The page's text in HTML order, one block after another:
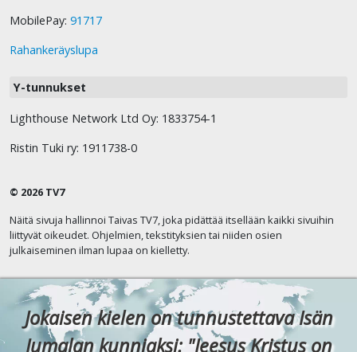
MobilePay: 91717
Rahankeräyslupa
Y-tunnukset
Lighthouse Network Ltd Oy: 1833754-1
Ristin Tuki ry: 1911738-0
© 2026 TV7
Näitä sivuja hallinnoi Taivas TV7, joka pidättää itsellään kaikki sivuihin
liittyvät oikeudet. Ohjelmien, tekstityksien tai niiden osien
julkaiseminen ilman lupaa on kielletty.
Jokaisen kielen on tunnustettava Isän
Jumalan kunniaksi: "Jeesus Kristus on